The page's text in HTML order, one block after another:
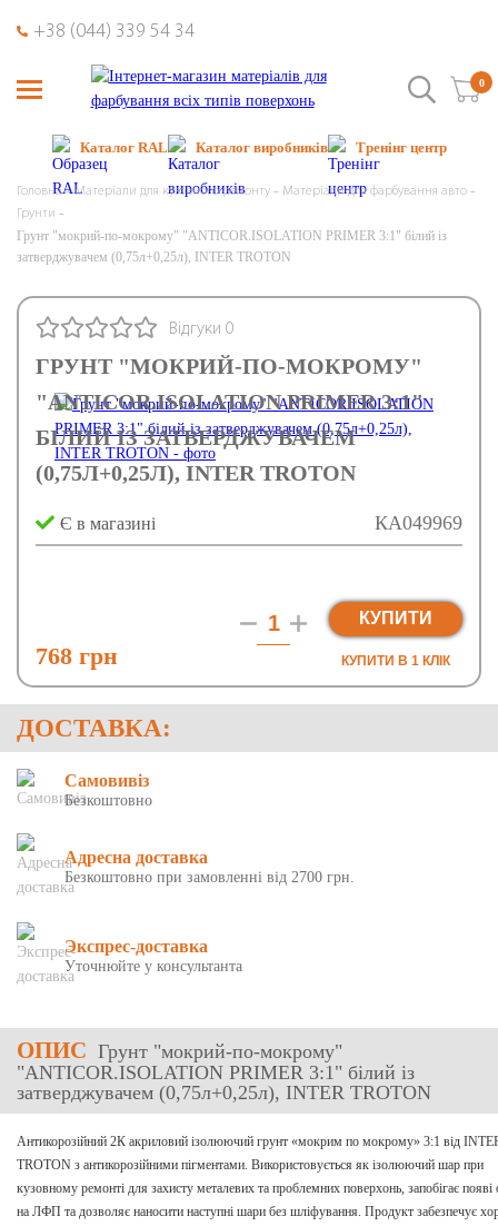
+38 (044) 339 54 34
0
Каталог RAL Каталог виробників Тренінг центр
Головна Матеріали для кузовного ремонту
Матеріали для фарбування авто
Грунти
Грунт "мокрий-по-мокрому" "ANTICOR.ISOLATION PRIMER 3:1" білий із
затверджувачем (0,75л+0,25л), INTER TROTON
ГРУНТ "МОКРИЙ-ПО-МОКРОМУ"
"ANTICOR.ISOLATION PRIMER 3:1"
БІЛИЙ ІЗ ЗАТВЕРДЖУВАЧЕМ
(0,75Л+0,25Л), INTER TROTON
Відгуки 0
КА049969
Є в магазині
768 грн
КУПИТИ
КУПИТИ В 1 КЛIК
ДОСТАВКА:
Самовивіз
Безкоштовно
Адресна доставка
Безкоштовно при замовленні від 2700 грн.
Экспрес-доставка
Уточнюйте у консультанта
ОПИС Грунт "мокрий-по-мокрому"
"ANTICOR.ISOLATION PRIMER 3:1" білий із
затверджувачем (0,75л+0,25л), INTER TROTON
Антикорозійний 2К акриловий ізолюючий грунт «мокрим по мокрому» 3:1 від
TROTON з антикорозійними пігментами. Використовується як ізолюючий шар при
кузовному ремонті для захисту металевих та проблемних поверхонь, запобігає появі
на ЛФП та дозволяє наносити наступні шари без шліфування. Продукт забезпечує